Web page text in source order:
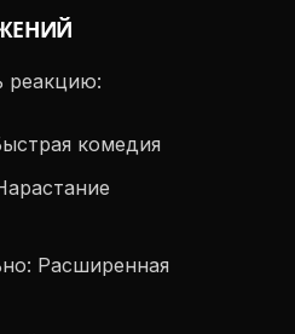
реакцию:
комедия
Расширенная